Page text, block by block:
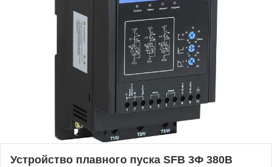
Устройство плавного пуска SFB 3Ф 380В